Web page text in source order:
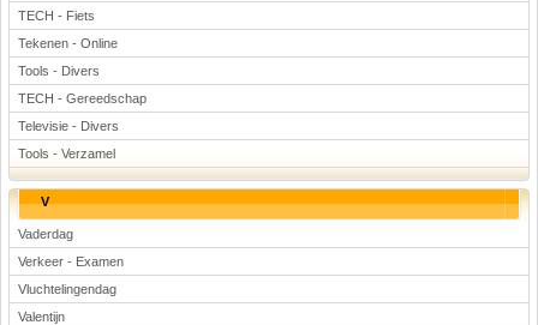
TECH - Fiets
Tekenen - Online
Tools - Divers
TECH - Gereedschap
Televisie - Divers
Tools - Verzamel
V
Vaderdag
Verkeer - Examen
Vluchtelingendag
Valentijn